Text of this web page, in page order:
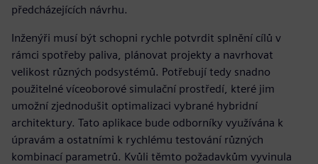
předcházejících návrhu.
Inženýři musí být schopni rychle potvrdit splnění cílů v
rámci spotřeby paliva, plánovat projekty a navrhovat
velikost různých podsystémů. Potřebují tedy snadno
použitelné víceoborové simulační prostředí, které jim
umožní zjednodušit optimalizaci vybrané hybridní
architektury. Tato aplikace bude odborníky využívána k
úpravám a ostatními k rychlému testování různých
kombinací parametrů. Kvůli těmto požadavkům vyvinula